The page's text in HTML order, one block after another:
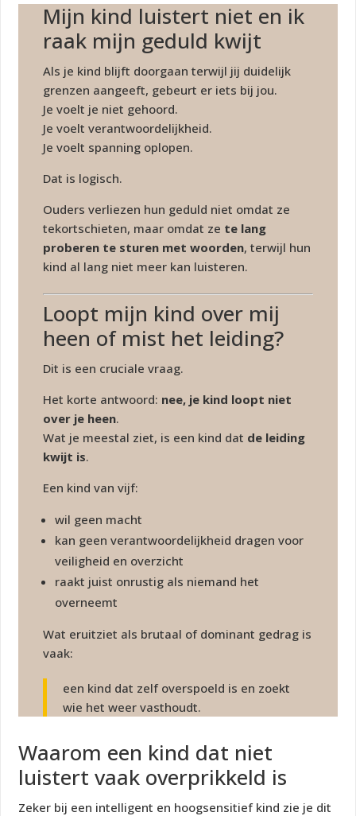
Mijn kind luistert niet en ik
raak mijn geduld kwijt
Als je kind blijft doorgaan terwijl jij duidelijk
grenzen aangeeft, gebeurt er iets bij jou.
Je voelt je niet gehoord.
Je voelt verantwoordelijkheid.
Je voelt spanning oplopen.
Dat is logisch.
Ouders verliezen hun geduld niet omdat ze
tekortschieten, maar omdat ze te lang
proberen te sturen met woorden, terwijl hun
kind al lang niet meer kan luisteren.
Loopt mijn kind over mij
heen of mist het leiding?
Dit is een cruciale vraag.
Het korte antwoord: nee, je kind loopt niet
over je heen.
Wat je meestal ziet, is een kind dat de leiding
kwijt is.
Een kind van vijf:
wil geen macht
kan geen verantwoordelijkheid dragen voor
veiligheid en overzicht
raakt juist onrustig als niemand het
overneemt
Wat eruitziet als brutaal of dominant gedrag is
vaak:
een kind dat zelf overspoeld is en zoekt
wie het weer vasthoudt.
Waarom een kind dat niet
luistert vaak overprikkeld is
Zeker bij een intelligent en hoogsensitief kind zie je dit